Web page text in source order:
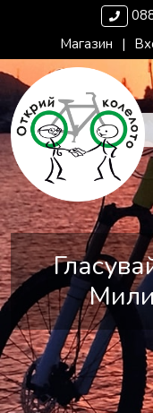
Магазин |